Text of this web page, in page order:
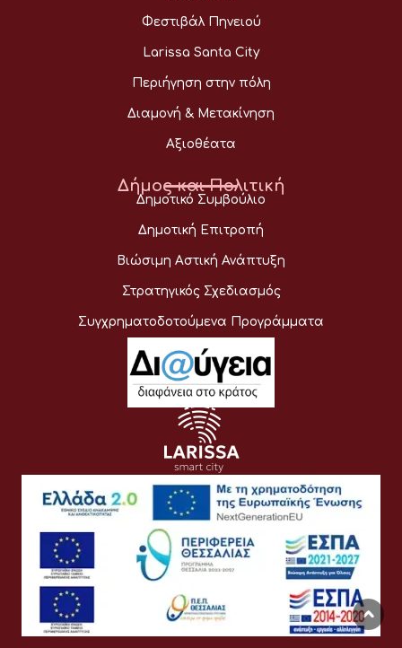
Φεστιβάλ Πηνειού
Larissa Santa City
Περιήγηση στην πόλη
Διαμονή & Μετακίνηση
Αξιοθέατα
Δήμος και Πολιτική
Δημοτικό Συμβούλιο
Δημοτική Επιτροπή
Βιώσιμη Αστική Ανάπτυξη
Στρατηγικός Σχεδιασμός
Συγχρηματοδοτούμενα Προγράμματα